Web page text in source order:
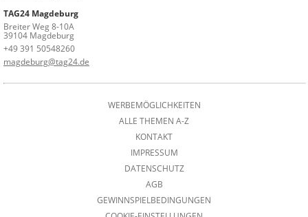
TAG24 Magdeburg
Breiter Weg 8-10A
39104 Magdeburg
+49 391 50548260
magdeburg@tag24.de
WERBEMÖGLICHKEITEN
ALLE THEMEN A-Z
KONTAKT
IMPRESSUM
DATENSCHUTZ
AGB
GEWINNSPIELBEDINGUNGEN